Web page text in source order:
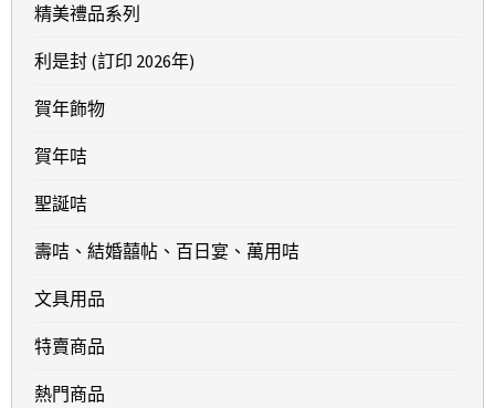
精美禮品系列
利是封 (訂印 2026年)
賀年飾物
賀年咭
聖誕咭
壽咭、結婚囍帖、百日宴、萬用咭
文具用品
特賣商品
熱門商品